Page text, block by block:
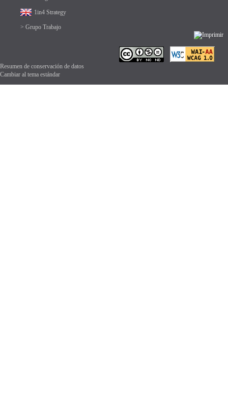
1in4 Strategy
> Grupo Trabajo
Resumen de conservación de datos
Cambiar al tema estándar